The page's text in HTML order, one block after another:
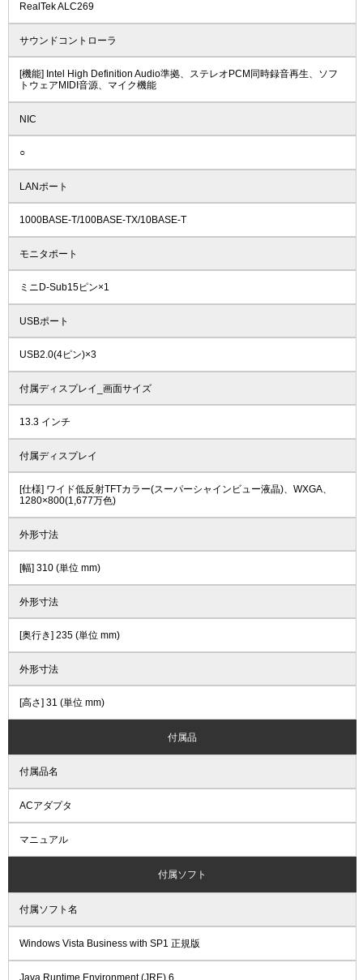
RealTek ALC269
サウンドコントローラ
[機能] Intel High Definition Audio準拠、ステレオPCM同時録音再生、ソフ
トウェアMIDI音源、マイク機能
NIC
○
LANポート
1000BASE-T/100BASE-TX/10BASE-T
モニタポート
ミニD-Sub15ピン×1
USBポート
USB2.0(4ピン)×3
付属ディスプレイ_画面サイズ
13.3 インチ
付属ディスプレイ
[仕様] ワイド低反射TFTカラー(スーパーシャインビュー液晶)、WXGA、
1280×800(1,677万色)
外形寸法
[幅] 310 (単位 mm)
外形寸法
[奥行き] 235 (単位 mm)
外形寸法
[高さ] 31 (単位 mm)
付属品
付属品名
ACアダプタ
マニュアル
付属ソフト
付属ソフト名
Windows Vista Business with SP1 正規版
Java Runtime Environment (JRE) 6